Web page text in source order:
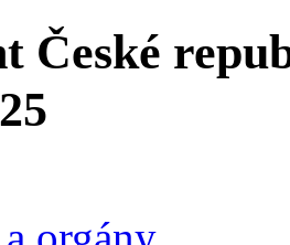
České